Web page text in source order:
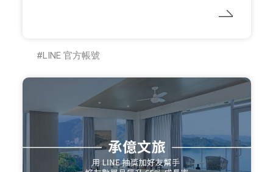
LINE 官方帳號